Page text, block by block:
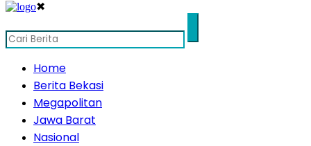
✖
Home
Berita Bekasi
Megapolitan
Jawa Barat
Nasional